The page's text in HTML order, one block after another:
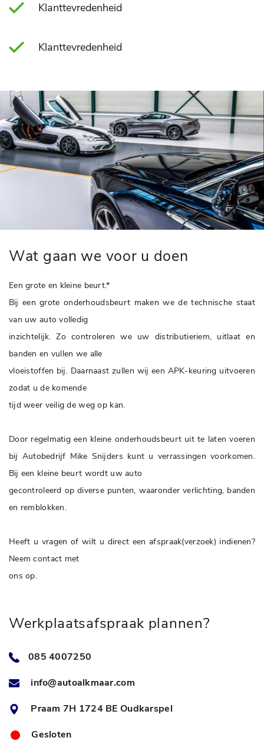
Klanttevredenheid
Klanttevredenheid
Wat gaan we voor u doen
Een grote en kleine beurt.*
Bij een grote onderhoudsbeurt maken we de technische staat
van uw auto volledig
inzichtelijk. Zo controleren we uw distributieriem, uitlaat en
banden en vullen we alle
vloeistoffen bij. Daarnaast zullen wij een APK-keuring uitvoeren
zodat u de komende
tijd weer veilig de weg op kan.
Door regelmatig een kleine onderhoudsbeurt uit te laten voeren
bij Autobedrijf Mike Snijders kunt u verrassingen voorkomen.
Bij een kleine beurt wordt uw auto
gecontroleerd op diverse punten, waaronder verlichting, banden
en remblokken.
Heeft u vragen of wilt u direct een afspraak(verzoek) indienen?
Neem contact met
ons op.
Werkplaatsafspraak plannen?
085 4007250
info@autoalkmaar.com
Praam 7H 1724 BE Oudkarspel
Gesloten